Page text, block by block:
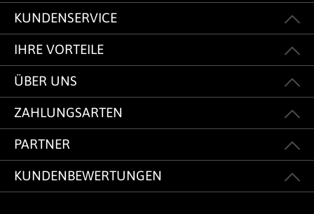
KUNDENSERVICE
IHRE VORTEILE
ÜBER UNS
ZAHLUNGSARTEN
PARTNER
KUNDENBEWERTUNGEN